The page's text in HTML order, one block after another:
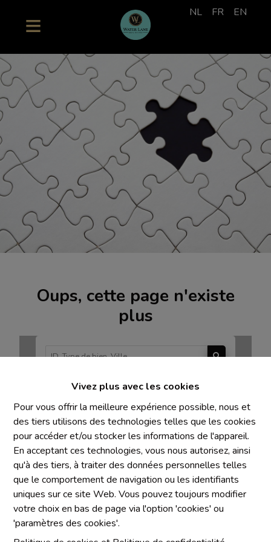
Vivez plus avec les cookies
Pour vous offrir la meilleure expérience possible, nous et
des tiers utilisons des technologies telles que les cookies
pour accéder et/ou stocker les informations de l'appareil.
En acceptant ces technologies, vous nous autorisez, ainsi
qu'à des tiers, à traiter des données personnelles telles
que le comportement de navigation ou les identifiants
uniques sur ce site Web. Vous pouvez toujours modifier
votre choix en bas de page via l'option 'cookies' ou
'paramètres des cookies'.
NL FR EN
Oups, cette page n'existe
plus
À Vendre À Louer
Mentions obligatoires
Chaque agence est juridiquement et financièrement
indépendante
SRL IMMO Water Lane - TVA BE 0755330288